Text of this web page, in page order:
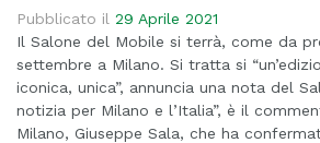
Pubblicato il 29 Aprile 2021
Il Salone del Mobile si terrà, come da
settembre a Milano. Si tratta si
iconica, unica”, annuncia una nota del
notizia per Milano e l’Italia”, è il
Milano, Giuseppe Sala, che ha